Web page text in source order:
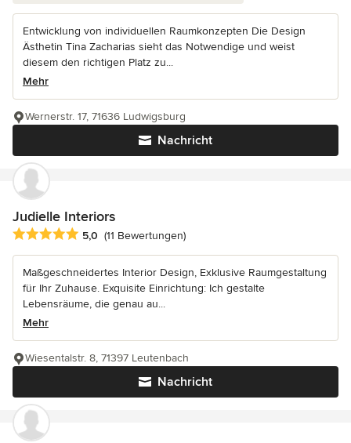
Entwicklung von individuellen Raumkonzepten Die Design
Ästhetin Tina Zacharias sieht das Notwendige und weist
diesem den richtigen Platz zu...
Mehr
Nachricht
Wernerstr. 17, 71636 Ludwigsburg
Judielle Interiors
Durchschnittliche Bewertung: 5 von 5 Sternen
5,0 (11 Bewertungen)
Maßgeschneidertes Interior Design, Exklusive Raumgestaltung
für Ihr Zuhause. Exquisite Einrichtung: Ich gestalte
Lebensräume, die genau au...
Mehr
Nachricht
Wiesentalstr. 8, 71397 Leutenbach